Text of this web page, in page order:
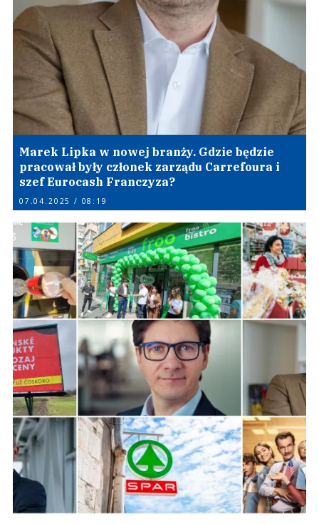
Marek Lipka w nowej branży. Gdzie będzie
pracował były członek zarządu Carrefoura i
szef Eurocash Franczyza?
07.04.2025 / 08:19